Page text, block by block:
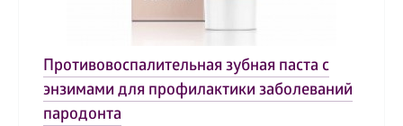
Противовоспалительная зубная паста с
энзимами для профилактики заболеваний
пародонта